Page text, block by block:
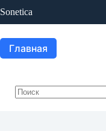
к
сути
Sonetica
Главная